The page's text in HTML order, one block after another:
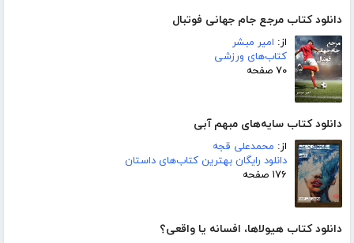
دانلود کتاب مرجع جام جهانی فوتبال
از: امیر مبشر
کتاب‌های ورزشی
۷۰ صفحه
دانلود کتاب سایه‌های مبهم آبی
از: محمدعلی قجه
دانلود رایگان بهترین کتاب‌های داستان
۱۷۶ صفحه
دانلود کتاب هیولاها، افسانه یا واقعی؟